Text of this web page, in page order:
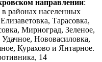
направлении:
районах населенных
Тарасовка,
Мирноград, Зеленое,
Нововасиловка,
Курахово и Янтарное.
14